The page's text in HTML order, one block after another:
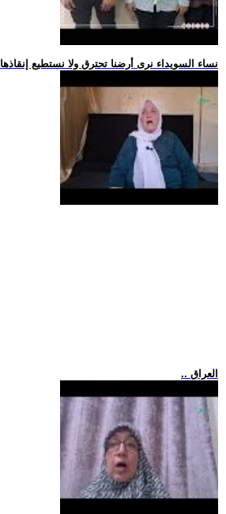
.. نساء السويداء نرى أرضنا تحترق ولا نستطيع إنقاذها
.. العراق